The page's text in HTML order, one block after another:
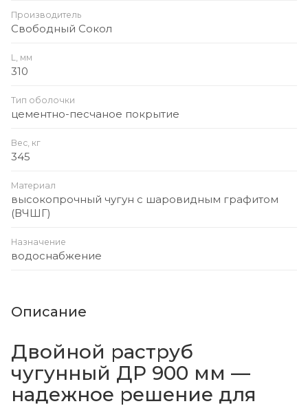
Производитель
Свободный Сокол
L, мм
310
Тип оболочки
цементно-песчаное покрытие
Вес, кг
345
Материал
высокопрочный чугун с шаровидным графитом
(ВЧШГ)
Назначение
водоснабжение
Описание
Двойной раструб
чугунный ДР 900 мм —
надежное решение для